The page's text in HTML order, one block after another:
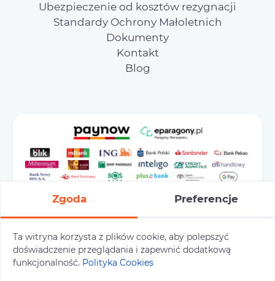
Ubezpieczenie od kosztów rezygnacji
Standardy Ochrony Małoletnich
Dokumenty
Kontakt
Blog
Preferencje cookies Polityka prywatności
Polityka cookies
Zgoda Preferencje
Ta witryna korzysta z plików cookie, aby polepszyć
doświadczenie przeglądania i zapewnić dodatkową
funkcjonalność. Polityka Cookies